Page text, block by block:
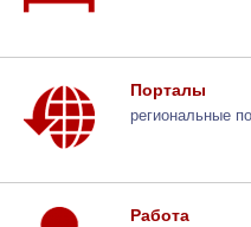
Порталы
региональные
Работа